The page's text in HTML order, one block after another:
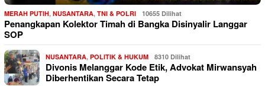
MERAH PUTIH, NUSANTARA, TNI & POLRI 10655 Dilihat
Penangkapan Kolektor Timah di Bangka Disinyalir Langgar
SOP
NUSANTARA, POLITIK & HUKUM 8310 Dilihat
Divonis Melanggar Kode Etik, Advokat Mirwansyah
Diberhentikan Secara Tetap